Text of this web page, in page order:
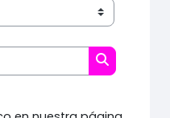
Search